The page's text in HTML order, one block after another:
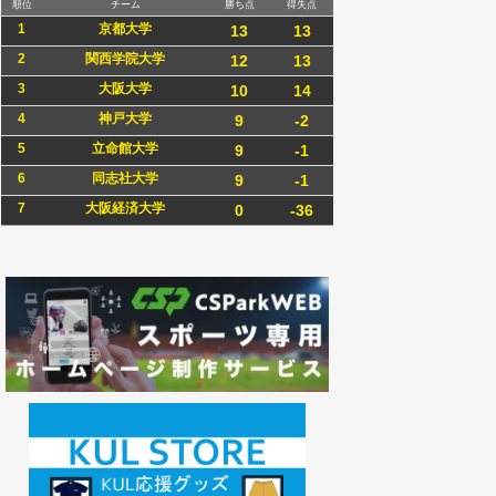
順位 チーム 勝ち点 得失点
1 京都大学 13 13
2 関西学院大学 12 13
3 大阪大学 10 14
4 神戸大学 9 -2
5 立命館大学 9 -1
6 同志社大学 9 -1
7 大阪経済大学 0 -36